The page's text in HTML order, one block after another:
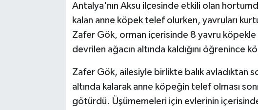
Antalya'nın Aksu ilçesinde etkili olan
kalan anne köpek telef olurken, yavruları
Zafer Gök, orman içerisinde 8 yavru köpekle
devrilen ağacın altında kaldığını öğrenince
Zafer Gök, ailesiyle birlikte balık avladıktan
altında kalarak anne köpeğin telef olması
götürdü. Üşümemeleri için evlerinin